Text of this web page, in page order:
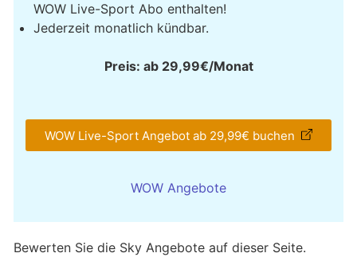
WOW Live-Sport Abo enthalten!
Jederzeit monatlich kündbar.
Preis: ab 29,99€/Monat
WOW Live-Sport Angebot ab 29,99€ buchen
WOW Angebote
Bewerten Sie die Sky Angebote auf dieser Seite.